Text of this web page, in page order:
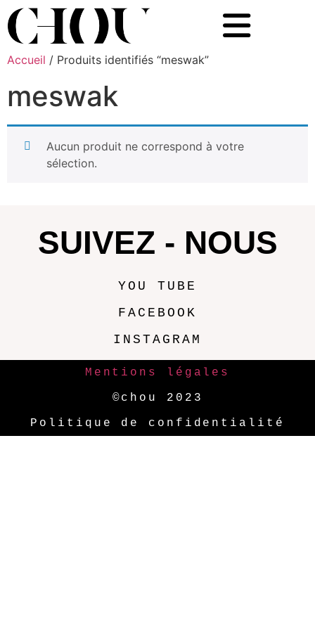
Accueil / Produits identifiés “meswak”
meswak
Aucun produit ne correspond à votre
sélection.
SUIVEZ - NOUS
YOU TUBE
FACEBOOK
INSTAGRAM
Mentions légales
©chou 2023
Politique de confidentialité